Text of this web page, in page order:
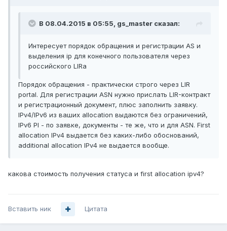
В 08.04.2015 в 05:55, gs_master сказал:
Интересует порядок обращения и регистрации AS и
выделения ip для конечного пользователя через
российского LIRa
Порядок обращения - практически строго через LIR
portal. Для регистрации ASN нужно прислать LIR-контракт
и регистрационный документ, плюс заполнить заявку.
IPv4/IPv6 из ваших allocation выдаются без ограничений,
IPv6 PI - по заявке, документы - те же, что и для ASN. First
allocation IPv4 выдается без каких-либо обоснований,
additional allocation IPv4 не выдается вообще.
какова стоимость получения статуса и first allocation ipv4?
Вставить ник Цитата